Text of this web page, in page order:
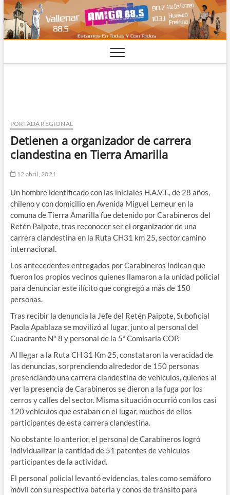
Saltar
al
contenido
PORTADA REGIONAL
Detienen a organizador de carrera
clandestina en Tierra Amarilla
12 abril, 2021
Un hombre identificado con las iniciales H.A.V.T., de 28 años,
chileno y con domicilio en Avenida Miguel Lemeur en la
comuna de Tierra Amarilla fue detenido por Carabineros del
Retén Paipote, tras reconocer ser el organizador de una
carrera clandestina en la Ruta CH31 km 25, sector camino
internacional.
Los antecedentes entregados por Carabineros indican que
fueron los propios vecinos quienes llamaron a la unidad policial
para denunciar este ilícito que congregó a más de 150
personas.
Tras recibir la denuncia la Jefe del Retén Paipote, Suboficial
Paola Apablaza se movilizó al lugar, junto al personal del
Cuadrante N° 8 y personal de la 5ª Comisaría COP.
Al llegar a la Ruta CH 31 Km 25, constataron la veracidad de
las denuncias, sorprendiendo alrededor de 150 personas
presenciando una carrera clandestina de vehículos, quienes al
ver la presencia de Carabineros se dieron a la fuga por los
cerros y calles del sector. Misma situación ocurrió con los casi
120 vehículos que estaban en el lugar, muchos de ellos
participantes de esta carrera clandestina.
No obstante lo anterior, el personal de Carabineros logró
individualizar la cantidad de 51 patentes de vehículos
participantes de la actividad.
El personal policial levantó evidencias, tales como semáforo
móvil con su respectiva batería y conos de tránsito para